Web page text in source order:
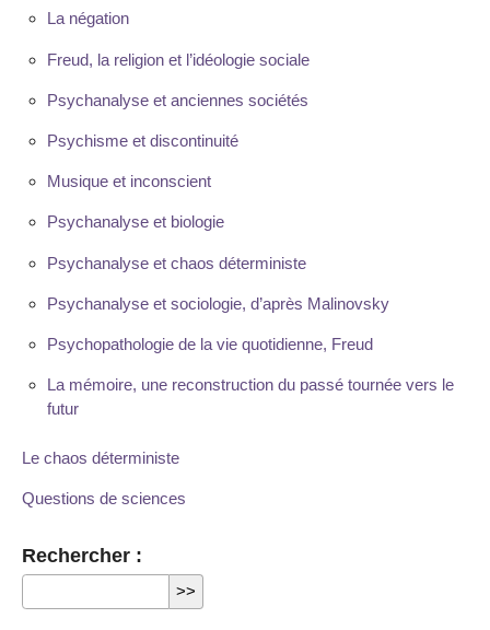
La négation
Freud, la religion et l’idéologie sociale
Psychanalyse et anciennes sociétés
Psychisme et discontinuité
Musique et inconscient
Psychanalyse et biologie
Psychanalyse et chaos déterministe
Psychanalyse et sociologie, d’après Malinovsky
Psychopathologie de la vie quotidienne, Freud
La mémoire, une reconstruction du passé tournée vers le
futur
Le chaos déterministe
Questions de sciences
Rechercher :